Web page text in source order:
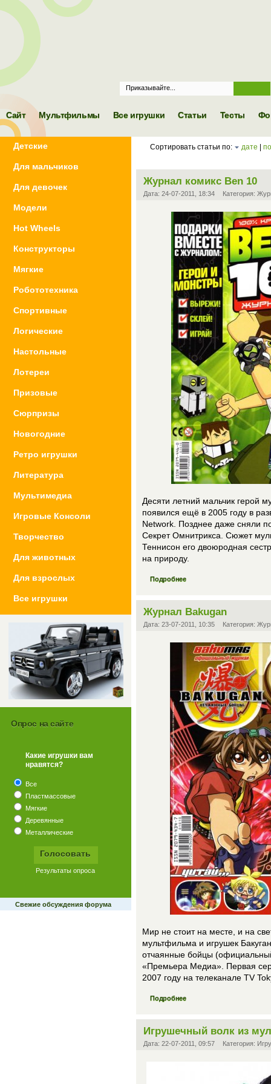
игрушках и
с ними
Сайт Мультфильмы Все игрушки Статьи Тесты
Сортировать статьи по: дате
Журнал комикс Ben 10
Дата: 24-07-2011, 18:34 Категория:
Десяти летний мальчик герой
появился ещё в 2005 году в
Network. Позднее даже сняли
Секрет Омнитрикса. Сюжет
Теннисон его двоюродная
на природу.
Подробнее
Журнал Bakugan
Дата: 23-07-2011, 10:35 Категория:
Мир не стоит на месте, и на
мультфильма и игрушек
отчаянные бойцы
«Премьера Медиа». Первая
2007 году на телеканале TV
Подробнее
Игрушечный волк из
Дата: 22-07-2011, 09:57 Категория:
Детские
Для мальчиков
Для девочек
Модели
Hot Wheels
Конструкторы
Мягкие
Робототехника
Спортивные
Логические
Настольные
Лотереи
Призовые
Сюрпризы
Новогодние
Ретро игрушки
Литература
Мультимедиа
Игровые Консоли
Творчество
Для животных
Для взрослых
Все игрушки
Опрос на сайте
Какие игрушки вам
нравятся?
Все
Пластмассовые
Мягкие
Деревянные
Металлические
Свежие обсуждения форума